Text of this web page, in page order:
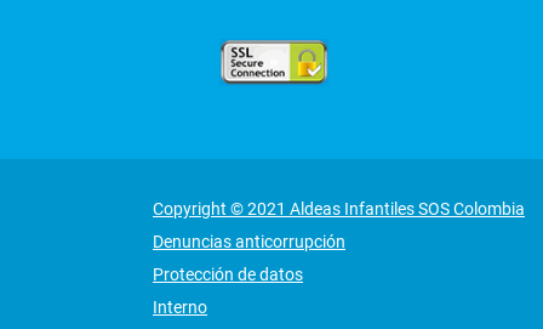
Copyright © 2021 Aldeas Infantiles SOS Colombia
Denuncias anticorrupción
Protección de datos
Interno